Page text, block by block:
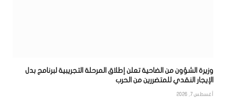
وزيرة الشؤون من الضاحية تعلن إطلاق المرحلة التجريبية لبرنامج بدل
الإيجار النقدي للمتضررين من الحرب
أغسطس 7, 2026